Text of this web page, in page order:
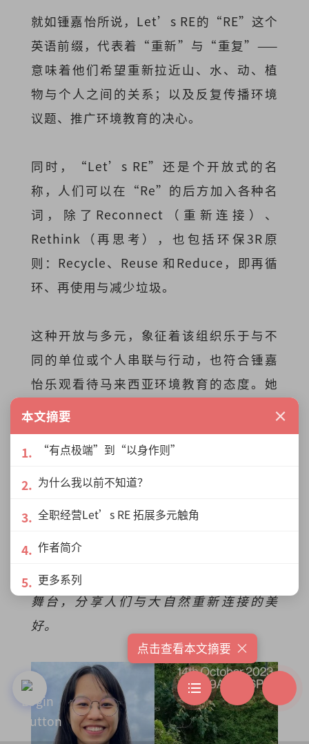
就如锺嘉怡所说，Let’s RE的“RE”这个
英语前缀，代表着“重新”与“重复”——
意味着他们希望重新拉近山、水、动、植
物与个人之间的关系；以及反复传播环境
议题、推广环境教育的决心。
同时，“Let’s RE”还是个开放式的名
称，人们可以在“Re”的后方加入各种名
词，除了Reconnect（重新连接）、
Rethink（再思考），也包括环保3R原
则：Recycle、Reuse 和Reduce，即再循
环、再使用与减少垃圾。
这种开放与多元，象征着该组织乐于与不
同的单位或个人串联与行动，也符合锺嘉
怡乐观看待马来西亚环境教育的态度。她
在行动中发现，大马环境教育其实日渐进
步、慢慢成为年轻人愿意关注的课题，惟
她仍希望政府与社会能投入更多资金，让
环境教育推广到偏远地区，以免环保变
编按：锺嘉怡将于10月14日登上
TEDxPetalingStreet 2023 年会【衡】
舞台，分享人们与大自然重新连接的美
好。
本文摘要 ×
“有点极端”到“以身作则”
为什么我以前不知道？
全职经营Let’s RE 拓展多元触角
作者简介
更多系列
点击查看本文摘要 ×